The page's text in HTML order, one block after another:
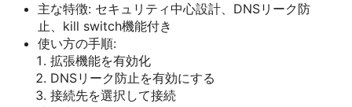
主な特徴: セキュリティ中心設計、DNSリーク防
止、kill switch機能付き
使い方の手順:
拡張機能を有効化
DNSリーク防止を有効にする
接続先を選択して接続